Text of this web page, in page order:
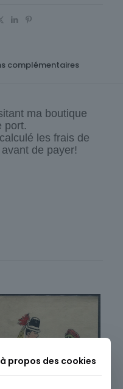
complémentaires
ma boutique
port.
les frais de
de payer!
à propos des cookies